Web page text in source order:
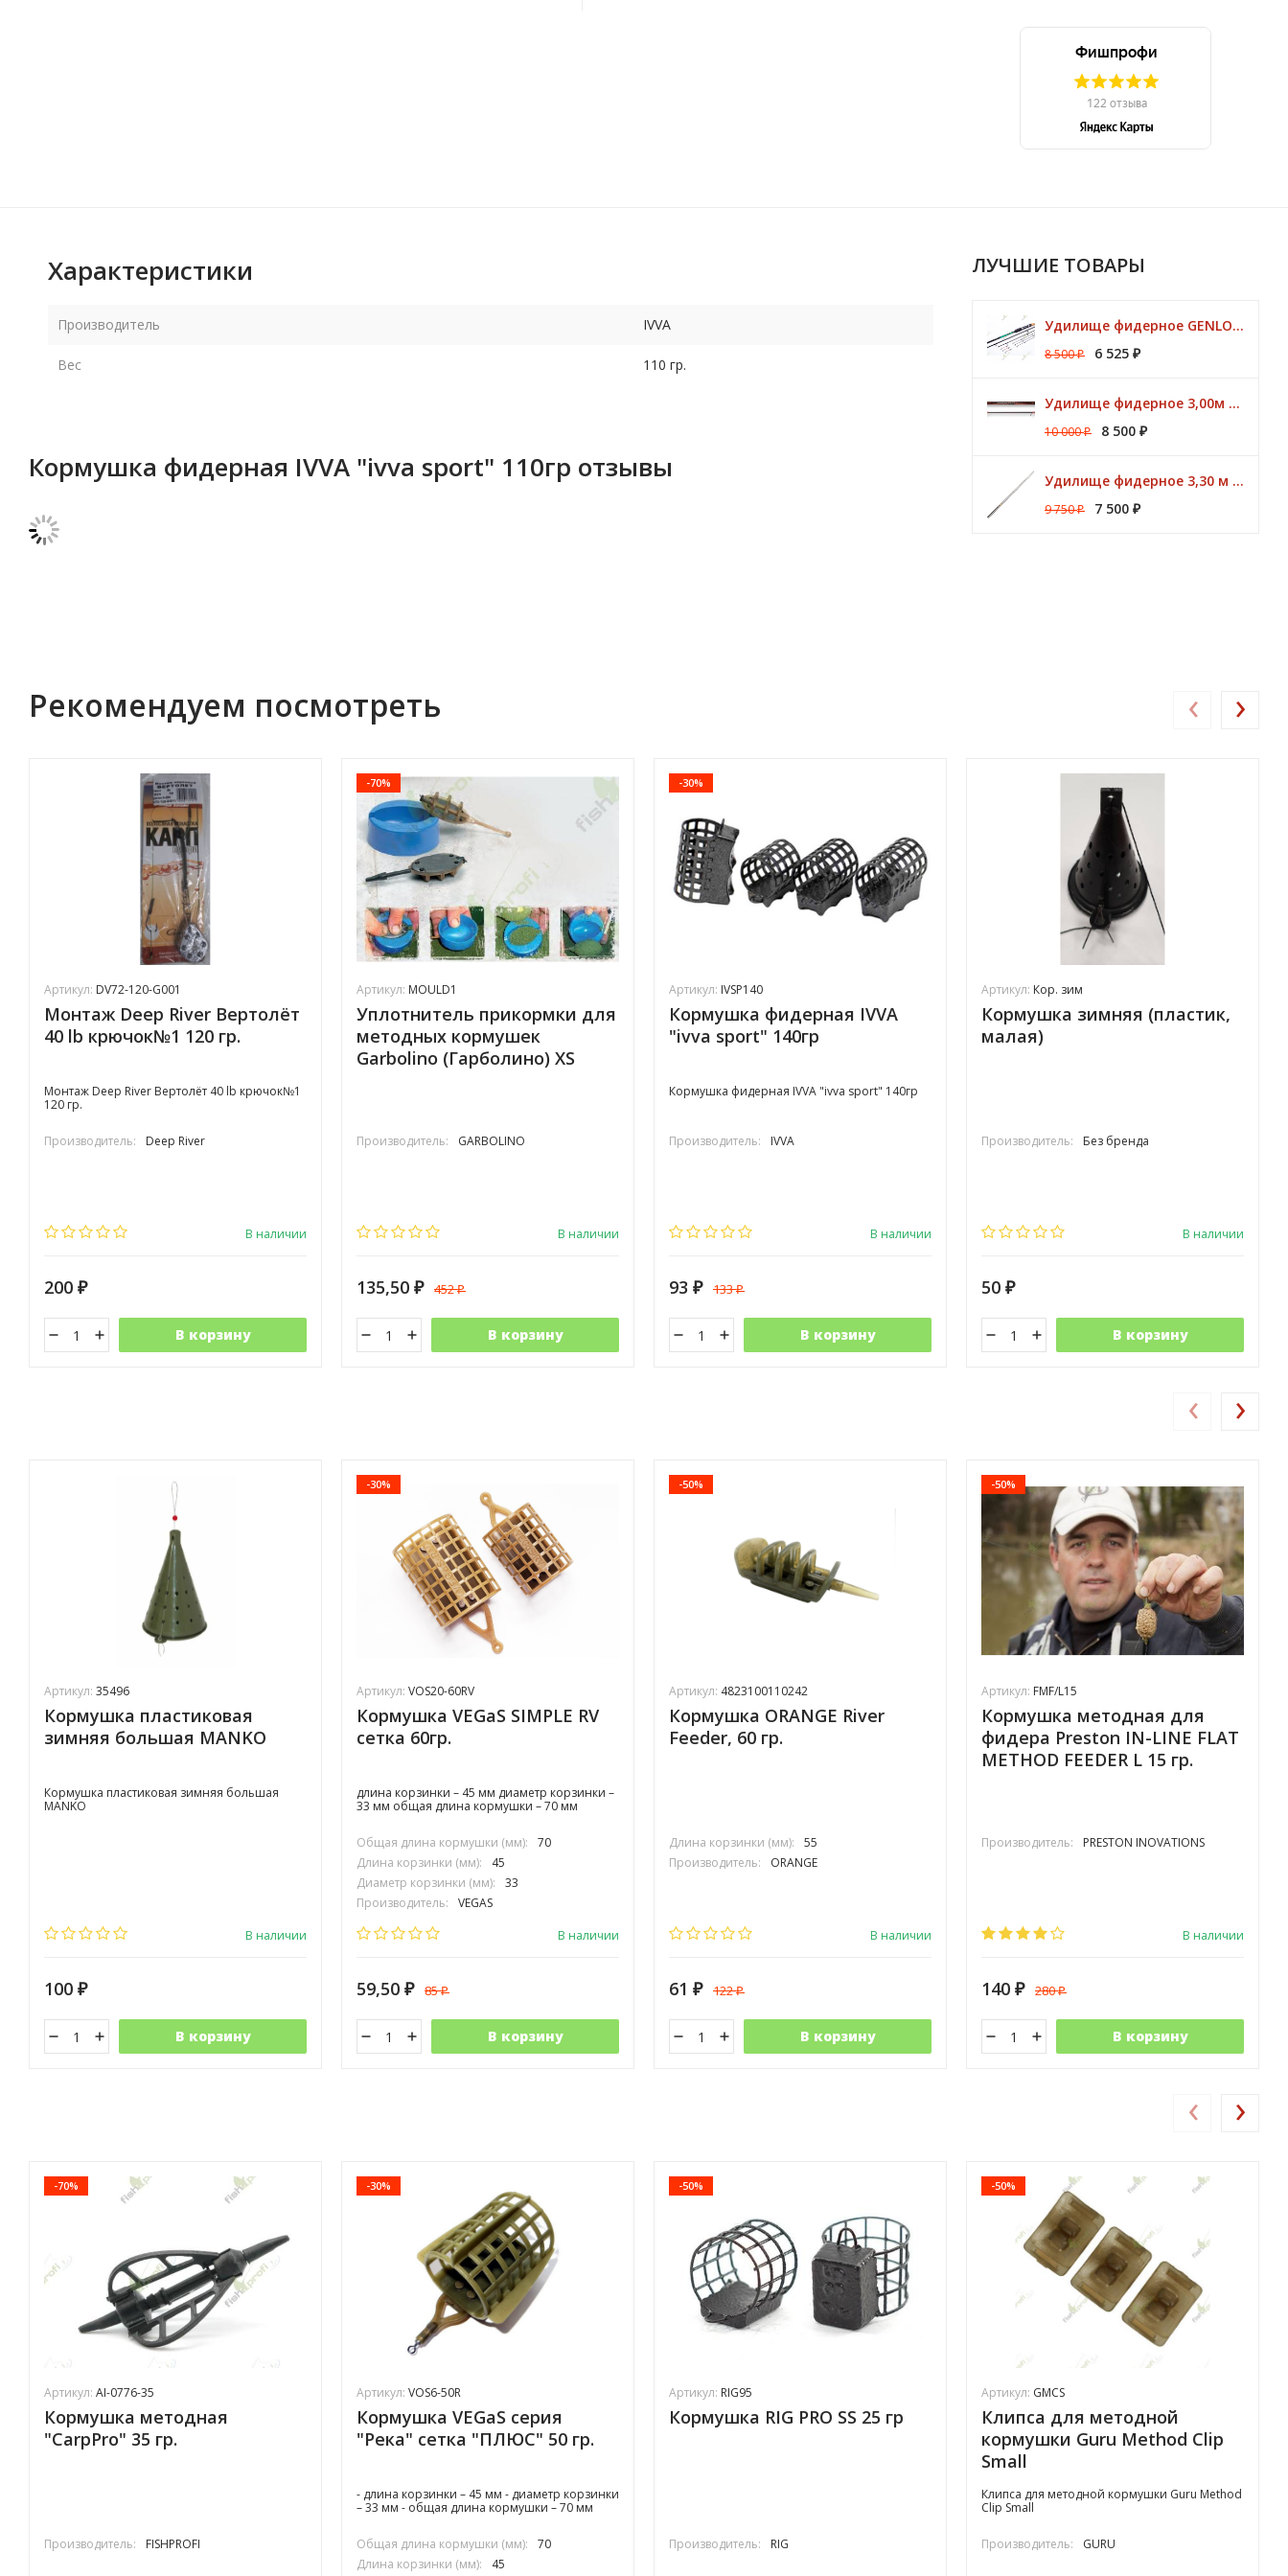
ЛУЧШИЕ ТОВАРЫ
Удилище фидерное GENLOG HONESTY HEAVY 3,80 м. до 140 гр.
8 500₽ 6 525 ₽
Удилище фидерное 3,00м Argon Feeder MT 50gr Browning
10 000₽ 8 500 ₽
Удилище фидерное 3,30 м CK Method Feeder 60 гр / 3 - 10 lbs Browning
9 750₽ 7 500 ₽
Характеристики
Производитель IVVA
Вес 110 гр.
Кормушка фидерная IVVA "ivva sport" 110гр отзывы
Рекомендуем посмотреть
Артикул: DV72-120-G001
Монтаж Deep River Вертолёт
40 lb крючок№1 120 гр.
Монтаж Deep River Вертолёт 40 lb крючок№1
120 гр.
Производитель: Deep River
В наличии
200 ₽
В корзину
-70%
Артикул: MOULD1
Уплотнитель прикормки для
методных кормушек
Garbolino (Гарболино) XS
Производитель: GARBOLINO
В наличии
135,50 ₽ 452₽
В корзину
-30%
Артикул: IVSP140
Кормушка фидерная IVVA
"ivva sport" 140гр
Кормушка фидерная IVVA "ivva sport" 140гр
Производитель: IVVA
В наличии
93 ₽ 133₽
В корзину
Артикул: Кор. зим
Кормушка зимняя (пластик,
малая)
Производитель: Без бренда
В наличии
50 ₽
В корзину
‹ ›
Артикул: 35496
Кормушка пластиковая
зимняя большая MANKO
Кормушка пластиковая зимняя большая
MANKO
В наличии
100 ₽
В корзину
-30%
Артикул: VOS20-60RV
Кормушка VEGaS SIMPLE RV
сетка 60гр.
длина корзинки – 45 мм диаметр корзинки –
33 мм общая длина кормушки – 70 мм
Общая длина кормушки (мм):
70
Длина корзинки (мм):
45
Диаметр корзинки (мм):
33
Производитель:
VEGAS
В наличии
59,50 ₽ 85₽
В корзину
-50%
Артикул: 4823100110242
Кормушка ORANGE River
Feeder, 60 гр.
Длина корзинки (мм):
55
Производитель:
ORANGE
В наличии
61 ₽ 122₽
В корзину
-50%
Артикул: FMF/L15
Кормушка методная для
фидера Preston IN-LINE FLAT
METHOD FEEDER L 15 гр.
Производитель: PRESTON INOVATIONS
В наличии
140 ₽ 280₽
В корзину
‹ ›
-70%
Артикул: AI-0776-35
Кормушка методная
"CarpPro" 35 гр.
Производитель: FISHPROFI
-30%
Артикул: VOS6-50R
Кормушка VEGaS серия
"Река" сетка "ПЛЮС" 50 гр.
- длина корзинки – 45 мм - диаметр корзинки
– 33 мм - общая длина кормушки – 70 мм
Общая длина кормушки (мм):
70
Длина корзинки (мм):
45
-50%
Артикул: RIG95
Кормушка RIG PRO SS 25 гр
Производитель: RIG
-50%
Артикул: GMCS
Клипса для методной
кормушки Guru Method Clip
Small
Клипса для методной кормушки Guru Method
Clip Small
Производитель: GURU
‹ ›